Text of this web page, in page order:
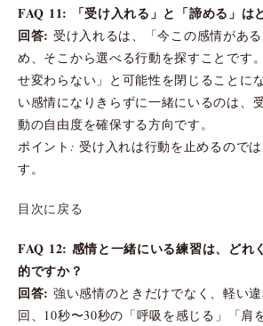
FAQ 11: 「受け入れる」と「諦める」は
回答: 受け入れるは、「今この感情があ
め、そこから選べる行動を探すことです
せ変わらない」と可能性を閉じることに
い感情になりきらずに一緒にいるのは、
動の自由度を確保する方向です。
ポイント: 受け入れは行動を止めるので
す。
目次に戻る
FAQ 12: 感情と一緒にいる練習は、どれ
的ですか？
回答: 強い感情のときだけでなく、軽い
回、10秒〜30秒の「呼吸を感じる」「肩